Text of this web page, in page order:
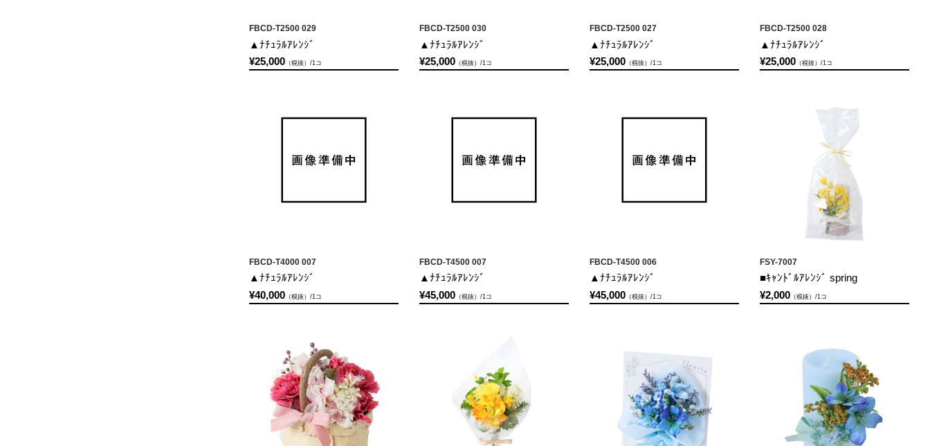
FBCD-T2500 029
▲ﾅﾁｭﾗﾙｱﾚﾝｼﾞ
¥25,000 （税抜）/1コ
FBCD-T2500 030
▲ﾅﾁｭﾗﾙｱﾚﾝｼﾞ
¥25,000 （税抜）/1コ
FBCD-T2500 027
▲ﾅﾁｭﾗﾙｱﾚﾝｼﾞ
¥25,000 （税抜）/1コ
FBCD-T2500 028
▲ﾅﾁｭﾗﾙｱﾚﾝｼﾞ
¥25,000 （税抜）/1コ
FBCD-T4000 007
▲ﾅﾁｭﾗﾙｱﾚﾝｼﾞ
¥40,000 （税抜）/1コ
FBCD-T4500 007
▲ﾅﾁｭﾗﾙｱﾚﾝｼﾞ
¥45,000 （税抜）/1コ
FBCD-T4500 006
▲ﾅﾁｭﾗﾙｱﾚﾝｼﾞ
¥45,000 （税抜）/1コ
FSY-7007
■ｷｬﾝﾄﾞﾙｱﾚﾝｼﾞ spring
¥2,000 （税抜）/1コ